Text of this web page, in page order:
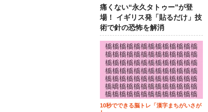
痛くない“永久タトゥー”が登
場！ イギリス発「貼るだけ」技
術で針の恐怖を解消
10秒でできる脳トレ「漢字まちがいさが